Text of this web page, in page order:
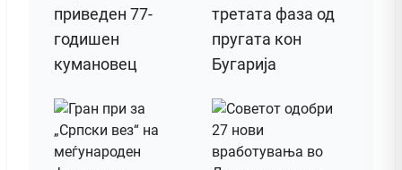
приведен 77-
годишен
кумановец
третата фаза од
пругата кон
Бугарија